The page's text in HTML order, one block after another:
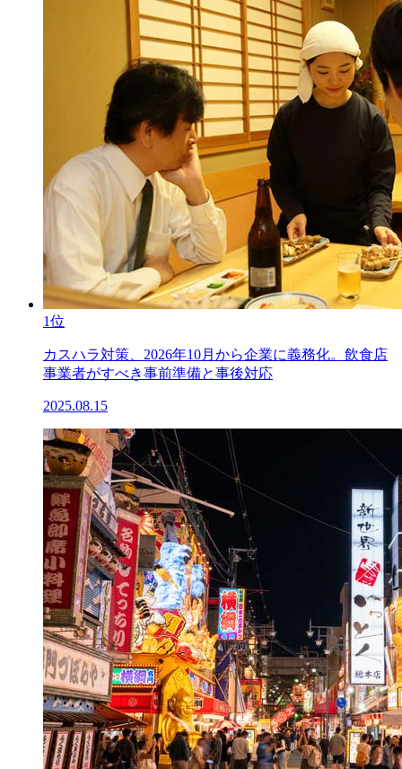
1位
カスハラ対策、2026年10月から企業に義務化。飲食店
事業者がすべき事前準備と事後対応
2025.08.15